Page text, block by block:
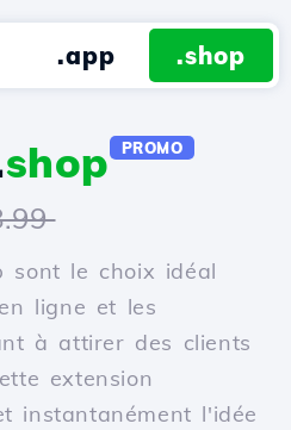
.app .shop
shop PROMO
sont le choix idéal
ligne et les
à attirer des clients
extension
instantanément l'idée